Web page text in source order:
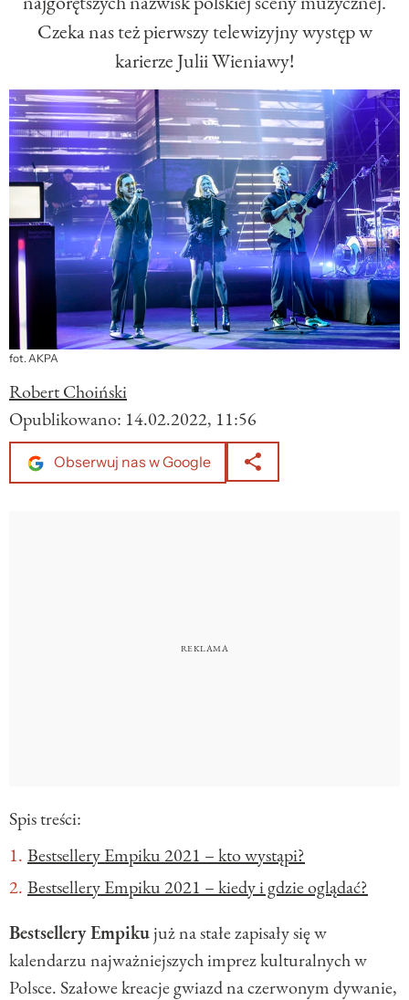
Czeka nas też pierwszy telewizyjny występ w
karierze Julii Wieniawy!
fot. AKPA
Robert Choiński
Opublikowano: 14.02.2022, 11:56
Obserwuj nas w Google
Spis treści:
Bestsellery Empiku 2021 – kto wystąpi?
Bestsellery Empiku 2021 – kiedy i gdzie oglądać?
Bestsellery Empikujuż na stałe zapisały się w
kalendarzu najważniejszych imprez kulturalnych w
Polsce. Szałowe kreacje gwiazd na czerwonym dywanie,